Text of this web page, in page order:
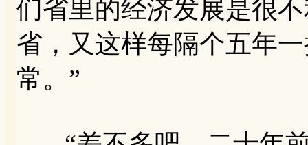
们省里的经济发展是很
省，又这样每隔个五年
常。”